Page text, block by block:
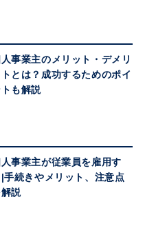
事業主のメリット・デメリ
トとは？成功するためのポイ
も解説
事業主が従業員を雇用す
手続きやメリット、注意点
説